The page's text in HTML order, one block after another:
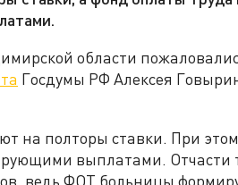
области
Госдумы РФ Алексея
на полторы ставки. При
выплатами. Отчасти
ведь ФОТ больницы